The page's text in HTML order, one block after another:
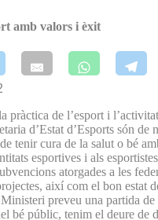
amb valors i èxit
pràctica de l’esport i
d’Estat d’Esports són
tenir cura de la salut o bé
esportives i als
atorgades a les
així com el bon estat
preveu una partida de
bé públic, tenim el deure de